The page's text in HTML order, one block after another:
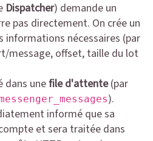
Dispatcher) demande un
pas directement. On crée un
nécessaires (par
message, offset, taille du lot
dans unefile d'attente(par
).
informé que sa
et sera traitée dans